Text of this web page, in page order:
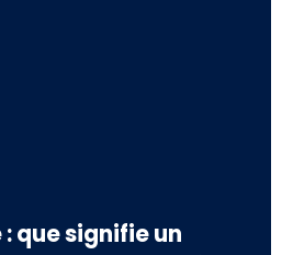
que signifie un